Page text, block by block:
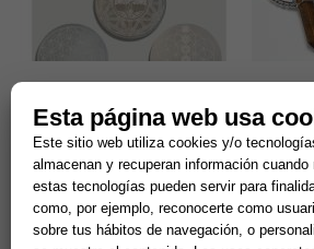
GRABADO. MODELOS
SURTIDOS (15 cm.)
Gran capacidad para la
limpieza de minerales y
energias negativas.
Propiedades purificantes y
protectoras....
7,90 €
Comprar
7
Lleva
amuleto
fuerza
poder ...
5,90 €
Esta página web usa
Este sitio web utiliza cookies y/o
almacenan y recuperan información
estas tecnologías pueden servir para
como, por ejemplo, reconocerte como
sobre tus hábitos de navegación, o